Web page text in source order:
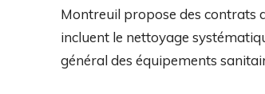
Montreuil propose des contrats
incluent le nettoyage
général des équipements